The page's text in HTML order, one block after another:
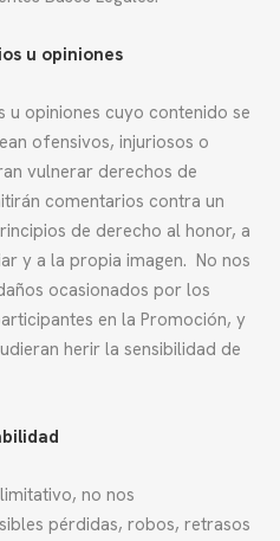
u opiniones
u opiniones cuyo contenido se
ofensivos, injuriosos o
vulnerar derechos de
comentarios contra un
de derecho al honor, a
y a la propia imagen. No nos
ocasionados por los
en la Promoción, y
herir la sensibilidad de
no nos
pérdidas, robos, retrasos